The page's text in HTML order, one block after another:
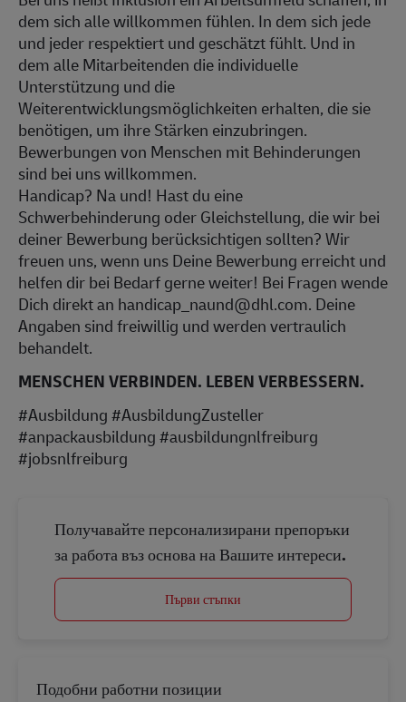
dem sich alle willkommen fühlen. In dem sich jede
und jeder respektiert und geschätzt fühlt. Und in
dem alle Mitarbeitenden die individuelle
Unterstützung und die
Weiterentwicklungsmöglichkeiten erhalten, die sie
benötigen, um ihre Stärken einzubringen.
Bewerbungen von Menschen mit Behinderungen
sind bei uns willkommen.
Handicap? Na und! Hast du eine
Schwerbehinderung oder Gleichstellung, die wir bei
deiner Bewerbung berücksichtigen sollten? Wir
freuen uns, wenn uns Deine Bewerbung erreicht und
helfen dir bei Bedarf gerne weiter! Bei Fragen wende
Dich direkt an handicap_naund@dhl.com. Deine
Angaben sind freiwillig und werden vertraulich
behandelt.
MENSCHEN VERBINDEN. LEBEN VERBESSERN.
#Ausbildung #AusbildungZusteller
#anpackausbildung #ausbildungnlfreiburg
#jobsnlfreiburg
Получавайте персонализирани препоръки
за работа въз основа на Вашите интереси.
Първи стъпки
Подобни работни позиции